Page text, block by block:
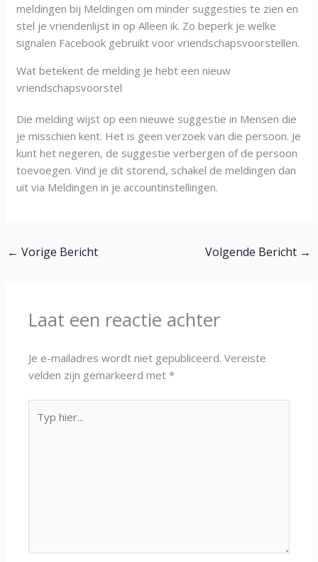
meldingen bij Meldingen om minder suggesties te zien en
stel je vriendenlijst in op Alleen ik. Zo beperk je welke
signalen Facebook gebruikt voor vriendschapsvoorstellen.
Wat betekent de melding Je hebt een nieuw
vriendschapsvoorstel
Die melding wijst op een nieuwe suggestie in Mensen die
je misschien kent. Het is geen verzoek van die persoon. Je
kunt het negeren, de suggestie verbergen of de persoon
toevoegen. Vind je dit storend, schakel de meldingen dan
uit via Meldingen in je accountinstellingen.
← Vorige Bericht Volgende Bericht →
Laat een reactie achter
Je e-mailadres wordt niet gepubliceerd. Vereiste
velden zijn gemarkeerd met*
hier...